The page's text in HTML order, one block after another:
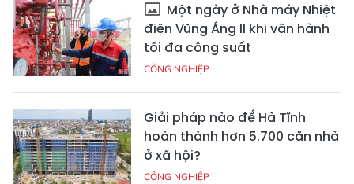
Một ngày ở Nhà máy Nhiệt
điện Vũng Áng II khi vận hành
tối đa công suất
CÔNG NGHIỆP
Giải pháp nào để Hà Tĩnh
hoàn thành hơn 5.700 căn nhà
ở xã hội?
CÔNG NGHIỆP